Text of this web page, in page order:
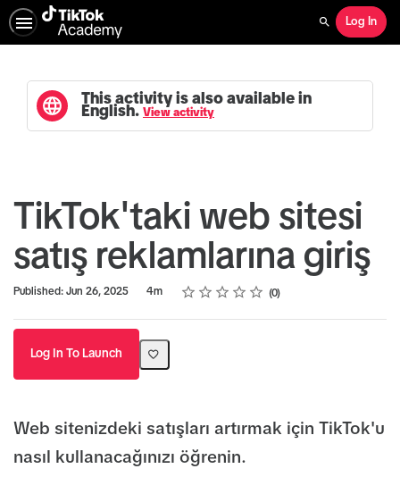
Search
Log In
This activity is also available in
English. View activity
TikTok'taki web sitesi
satış reklamlarına giriş
Published: Jun 26, 2025
Duration 4m Rating
1 star
2 stars
3 stars
4 stars
5 stars
Average rating: 0 0
No reviews
Log In To Launch
Web sitenizdeki satışları artırmak için TikTok'u
nasıl kullanacağınızı öğrenin.